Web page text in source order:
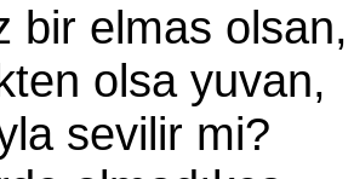
bir elmas olsan,
olsa yuvan,
sevilir mi?